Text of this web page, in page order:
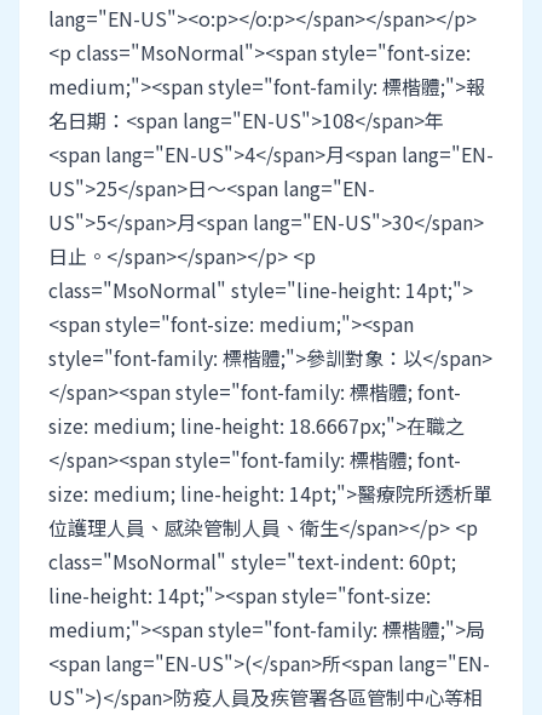
lang="EN-US"><o:p></o:p></span></span></p>
<p class="MsoNormal"><span style="font-size:
medium;"><span style="font-family: 標楷體;">報
名日期：<span lang="EN-US">108</span>年
<span lang="EN-US">4</span>月<span lang="EN-
US">25</span>日～<span lang="EN-
US">5</span>月<span lang="EN-US">30</span>
日止。</span></span></p> <p
class="MsoNormal" style="line-height: 14pt;">
<span style="font-size: medium;"><span
style="font-family: 標楷體;">參訓對象：以</span>
</span><span style="font-family: 標楷體; font-
size: medium; line-height: 18.6667px;">在職之
</span><span style="font-family: 標楷體; font-
size: medium; line-height: 14pt;">醫療院所透析單
位護理人員、感染管制人員、衛生</span></p> <p
class="MsoNormal" style="text-indent: 60pt;
line-height: 14pt;"><span style="font-size:
medium;"><span style="font-family: 標楷體;">局
<span lang="EN-US">(</span>所<span lang="EN-
US">)</span>防疫人員及疾管署各區管制中心等相